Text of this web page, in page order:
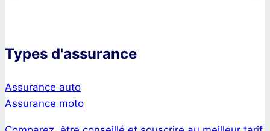
Types d'assurance
Assurance auto
Assurance moto